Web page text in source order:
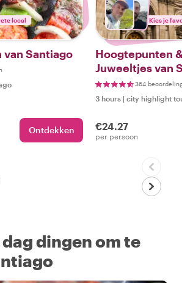
local
van Santiago
Ontdekken
Kies je
Hoogtepunten
Juweeltjes van
364
3 hours | city highlight
€24.27
per persoon
dingen om te